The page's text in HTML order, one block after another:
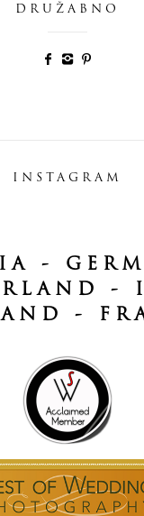
DRUŽABNO
INSTAGRAM
-
-
-